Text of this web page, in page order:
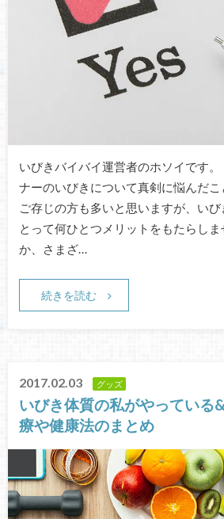
いびきバイバイ運営者のホソイです。
ナーのいびきについて真剣に悩んだ
ご存じの方も多いと思いますが、い
とって何ひとつメリットをもたらし
か、さまざ…
続きを読む
2017.02.03 グッズ
いびき体質の私がやっている
療や健康法のまとめ